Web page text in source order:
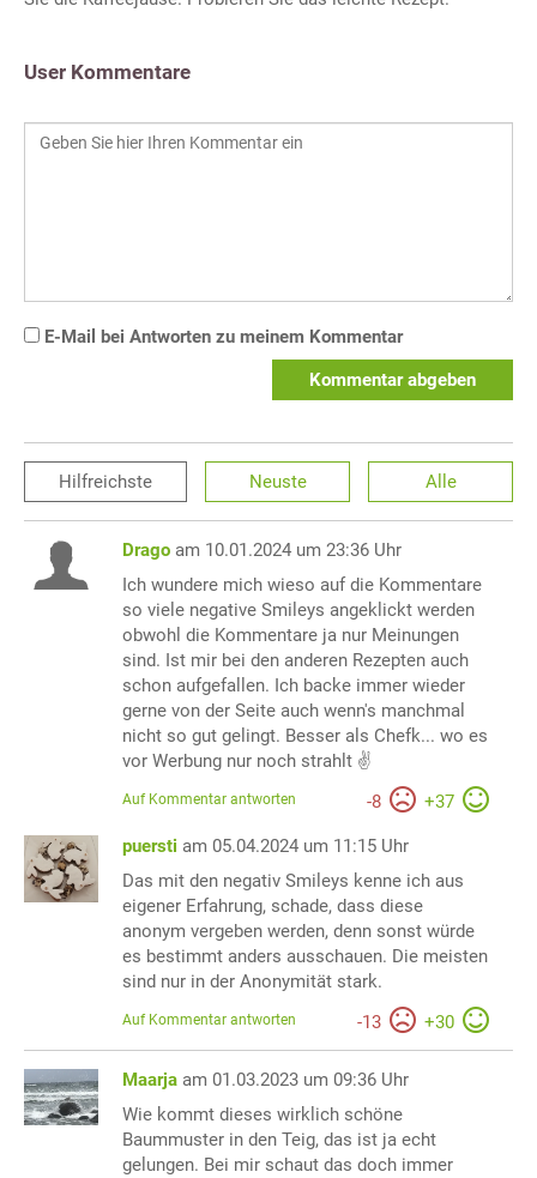
User Kommentare
E-Mail bei Antworten zu meinem Kommentar
Kommentar abgeben
Hilfreichste Neuste Alle
Drago am 10.01.2024 um 23:36 Uhr
Ich wundere mich wieso auf die Kommentare
so viele negative Smileys angeklickt werden
obwohl die Kommentare ja nur Meinungen
sind. Ist mir bei den anderen Rezepten auch
schon aufgefallen. Ich backe immer wieder
gerne von der Seite auch wenn's manchmal
nicht so gut gelingt. Besser als Chefk... wo es
vor Werbung nur noch strahlt ✌️
-8 +37
Auf Kommentar antworten
puersti am 05.04.2024 um 11:15 Uhr
Das mit den negativ Smileys kenne ich aus
eigener Erfahrung, schade, dass diese
anonym vergeben werden, denn sonst würde
es bestimmt anders ausschauen. Die meisten
sind nur in der Anonymität stark.
-13 +30
Auf Kommentar antworten
Maarja am 01.03.2023 um 09:36 Uhr
Wie kommt dieses wirklich schöne
Baummuster in den Teig, das ist ja echt
gelungen. Bei mir schaut das doch immer